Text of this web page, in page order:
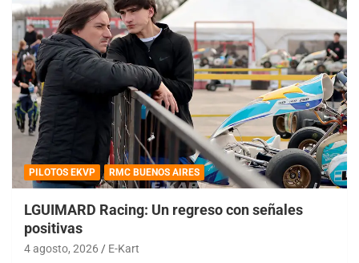
PILOTOS EKVP RMC BUENOS AIRES
LGUIMARD Racing: Un regreso con señales
positivas
4 agosto, 2026 E-Kart